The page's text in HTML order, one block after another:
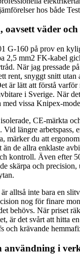
hos både
oavsett väder
G-160 på prov en
2,5 mm2 FK-kabel
När jag pressade
rent, snyggt snitt utan
är lätt att förstå varför
i Sverige. När
vissa Knipex-
CE-märkta
Vid längre arbetspass,
märker du att
de allra enklaste
kontroll. Även efter
skärpa och precision,
alltså inte bara en
nog för finare
behövs. När priset
är det svårt att hitta
och krävande
användning i